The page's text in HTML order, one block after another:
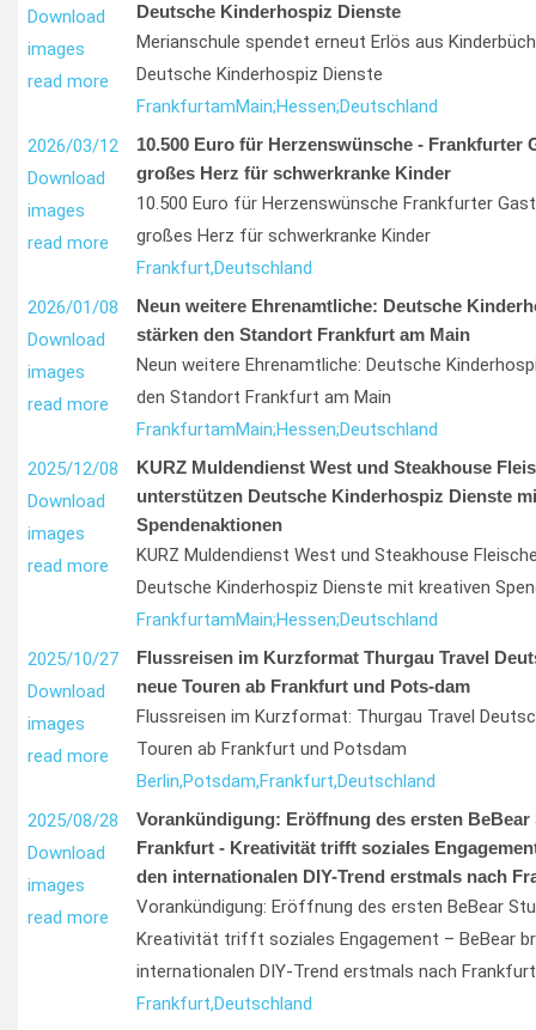
Download
images
read more
Deutsche Kinderhospiz Dienste
Merianschule spendet erneut Erlös aus
Deutsche Kinderhospiz Dienste
FrankfurtamMain;Hessen;Deutschland
2026/03/12
Download
images
read more
10.500 Euro für Herzenswünsche - Frankfurter
großes Herz für schwerkranke Kinder
10.500 Euro für Herzenswünsche Frankfurter
großes Herz für schwerkranke Kinder
Frankfurt,Deutschland
2026/01/08
Download
images
read more
Neun weitere Ehrenamtliche: Deutsche
stärken den Standort Frankfurt am Main
Neun weitere Ehrenamtliche: Deutsche
den Standort Frankfurt am Main
FrankfurtamMain;Hessen;Deutschland
2025/12/08
Download
images
read more
KURZ Muldendienst West und Steakhouse
unterstützen Deutsche Kinderhospiz Dienste
Spendenaktionen
KURZ Muldendienst West und Steakhouse
Deutsche Kinderhospiz Dienste mit kreativen
FrankfurtamMain;Hessen;Deutschland
2025/10/27
Download
images
read more
Flussreisen im Kurzformat Thurgau Travel
neue Touren ab Frankfurt und Pots-dam
Flussreisen im Kurzformat: Thurgau Travel
Touren ab Frankfurt und Potsdam
Berlin,Potsdam,Frankfurt,Deutschland
2025/08/28
Download
images
read more
Vorankündigung: Eröffnung des ersten BeBear
Frankfurt - Kreativität trifft soziales
den internationalen DIY-Trend erstmals nach
Vorankündigung: Eröffnung des ersten BeBear
Kreativität trifft soziales Engagement – BeBear
internationalen DIY-Trend erstmals nach Frankfurt
Frankfurt,Deutschland